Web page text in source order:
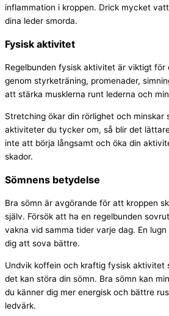
inflammation i kroppen. Drick mycket
dina leder smorda.
Fysisk aktivitet
Regelbunden fysisk aktivitet är viktigt för
genom styrketräning, promenader,
att stärka musklerna runt lederna och
Stretching ökar din rörlighet och minskar
aktiviteter du tycker om, så blir det
inte att börja långsamt och öka din
skador.
Sömnens betydelse
Bra sömn är avgörande för att kroppen
själv. Försök att ha en regelbunden
vakna vid samma tider varje dag. En
dig att sova bättre.
Undvik koffein och kraftig fysisk aktivitet
det kan störa din sömn. Bra sömn kan
du känner dig mer energisk och bättre
ledvärk.